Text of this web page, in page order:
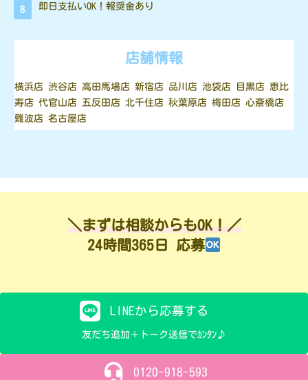
即日支払いOK！報奨金あり
店舗情報
横浜店 渋谷店 高田馬場店 新宿店 品川店 池袋店 目黒店 恵比
寿店 代官山店 五反田店 北千住店 秋葉原店 梅田店 心斎橋店
難波店 名古屋店
＼まずは相談からもOK！／
24時間365日 応募
LINEから応募する
友だち追加＋トーク送信でｶﾝﾀﾝ♪
0120-918-593